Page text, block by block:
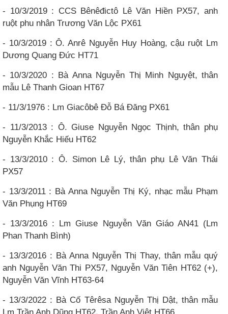
- 10/3/2019 : CCS Bênêđictô Lê Văn Hiền PX57, anh
ruột phu nhân Trương Văn Lộc PX61
- 10/3/2019 : Ô. Anrê Nguyễn Huy Hoàng, cậu ruột Lm
Dương Quang Đức HT71
- 10/3/2020 : Bà Anna Nguyễn Thị Minh Nguyệt, thân
mẫu Lê Thanh Gioan HT67
- 11/3/1976 : Lm Giacôbê Đỗ Bá Đăng PX61
- 11/3/2013 : Ô. Giuse Nguyễn Ngọc Thịnh, thân phụ
Nguyễn Khắc Hiếu HT62
- 13/3/2010 : Ô. Simon Lê Lý, thân phụ Lê Văn Thái
PX57
- 13/3/2011 : Bà Anna Nguyễn Thị Ký, nhạc mẫu Phạm
Văn Phụng HT69
- 13/3/2016 : Lm Giuse Nguyễn Văn Giáo AN41 (Lm
Phan Thanh Bình)
- 13/3/2016 : Bà Anna Nguyễn Thị Thay, thân mẫu quý
anh Nguyễn Văn Thi PX57, Nguyễn Văn Tiên HT62 (+),
Nguyễn Văn Vĩnh HT63-64
- 13/3/2022 : Bà Cố Têrêsa Nguyễn Thị Dật, thân mẫu
Lm Trần Anh Dũng HT62, Trần Anh Việt HT66